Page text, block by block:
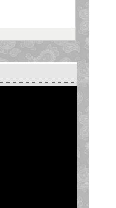
không? Nếu